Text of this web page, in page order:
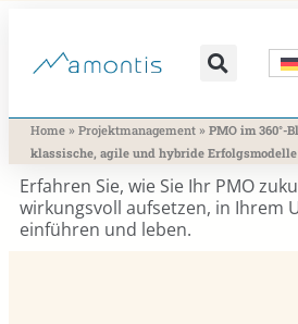
Home » Projektmanagement » PMO im
klassische, agile und hybride Erfolgsmodelle
Erfahren Sie, wie Sie Ihr PMO
wirkungsvoll aufsetzen, in Ihrem
einführen und leben.